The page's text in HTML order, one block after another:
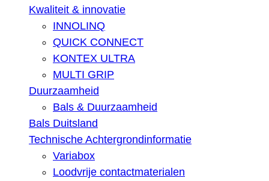
Kwaliteit & innovatie
INNOLINQ
QUICK CONNECT
KONTEX ULTRA
MULTI GRIP
Duurzaamheid
Bals & Duurzaamheid
Bals Duitsland
Technische Achtergrondinformatie
Variabox
Loodvrije contactmaterialen